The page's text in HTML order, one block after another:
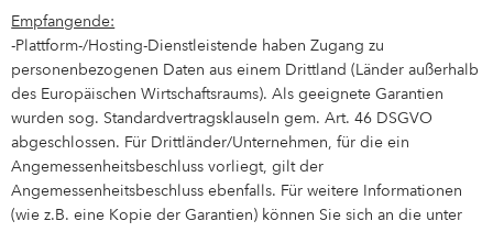
Empfangende:
-Plattform-/Hosting-Dienstleistende haben Zugang zu
personenbezogenen Daten aus einem Drittland (Länder außerhalb
des Europäischen Wirtschaftsraums). Als geeignete Garantien
wurden sog. Standardvertragsklauseln gem. Art. 46 DSGVO
abgeschlossen. Für Drittländer/Unternehmen, für die ein
Angemessenheitsbeschluss vorliegt, gilt der
Angemessenheitsbeschluss ebenfalls. Für weitere Informationen
(wie z.B. eine Kopie der Garantien) können Sie sich an die unter